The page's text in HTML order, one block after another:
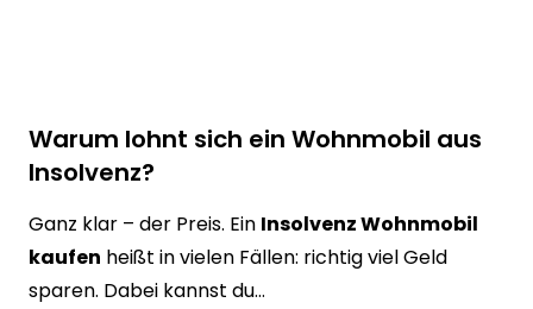
Warum lohnt sich ein Wohnmobil aus
Insolvenz?
Ganz klar – der Preis. Ein Insolvenz Wohnmobil
kaufen heißt in vielen Fällen: richtig viel Geld
sparen. Dabei kannst du…